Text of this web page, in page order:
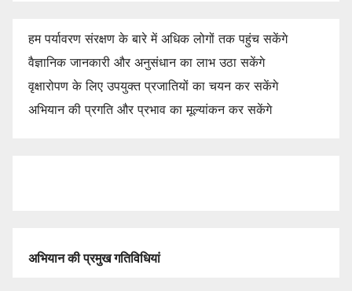
हम पर्यावरण संरक्षण के बारे में अधिक लोगों तक पहुंच सकेंगे
वैज्ञानिक जानकारी और अनुसंधान का लाभ उठा सकेंगे
वृक्षारोपण के लिए उपयुक्त प्रजातियों का चयन कर सकेंगे
अभियान की प्रगति और प्रभाव का मूल्यांकन कर सकेंगे
अभियानकीप्रमुखगतिविधियां